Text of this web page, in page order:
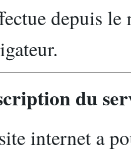
depuis le
du
internet a